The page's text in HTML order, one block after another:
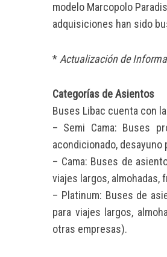
modelo Marcopolo
adquisiciones han sido
* Actualización de
Categorías de Asientos
Buses Libac cuenta con
– Semi Cama: Buses
acondicionado, desayuno
– Cama: Buses de
viajes largos, almohadas,
– Platinum: Buses de
para viajes largos,
otras empresas).